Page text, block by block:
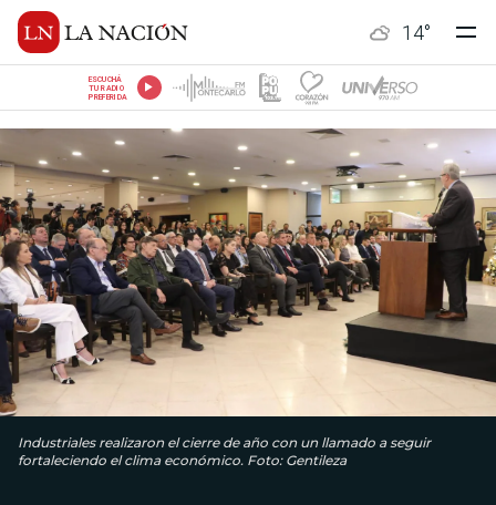
14°
ESCUCHÁ
TU RADIO
PREFERIDA
Industriales realizaron el cierre de año con un llamado a seguir
fortaleciendo el clima económico. Foto: Gentileza